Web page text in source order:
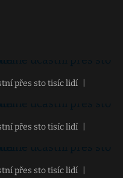
přes sto tisíc lidí
přes sto tisíc lidí
přes sto tisíc lidí